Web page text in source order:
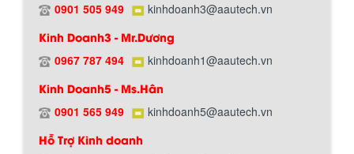
0901 505 949 kinhdoanh3@aautech.vn
Kinh Doanh3 - Mr.Dương
0967 787 494 kinhdoanh1@aautech.vn
Kinh Doanh5 - Ms.Hân
0901 565 949 kinhdoanh5@aautech.vn
Hỗ Trợ Kinh doanh